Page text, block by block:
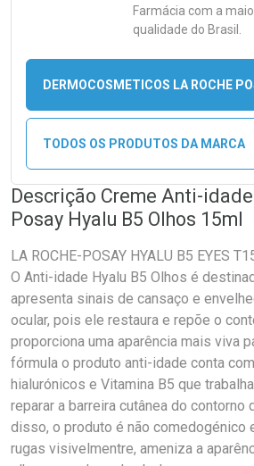
Farmácia com a
qualidade do Brasil.
DERMOCOSMETICOS LA ROCHE
TODOS OS PRODUTOS DA MARCA
Descrição Creme Anti-
Posay Hyalu B5 Olhos 15ml
LA ROCHE-POSAY HYALU B5 EYES
O Anti-idade Hyalu B5 Olhos é
apresenta sinais de cansaço e
ocular, pois ele restaura e repõe o
proporciona uma aparência mais viva
fórmula o produto anti-idade conta
hialurónicos e Vitamina B5 que
reparar a barreira cutânea do contorno
disso, o produto é não comedogénico
rugas visivelmentre, ameniza a